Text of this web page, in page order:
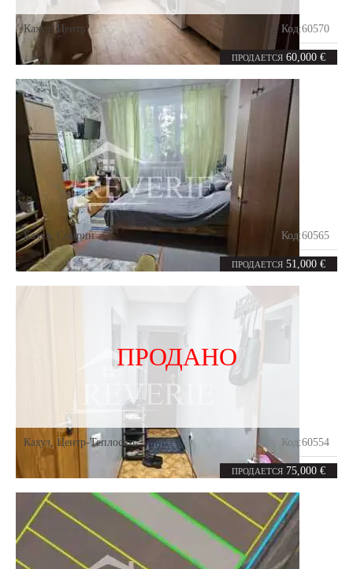
ПРОДАЕТСЯ 60,000 €
Кахул , Центр Код:60570
1 комната 39.2m²
ПРОДАЕТСЯ 51,000 €
Кахул Спирин Код:60565
2комнаты 50.3 m²
ПРОДАНО
ПРОДАЕТСЯ 75,000 €
Кахул Центр-Теплосеть Код:60554
3комнаты 61.5 m²